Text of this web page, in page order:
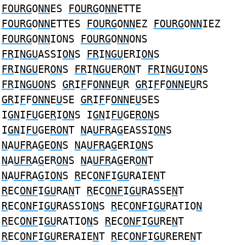
FOURGONNES FOURGONNETTE
FOURGONNETTES FOURGONNEZ FOURGONNIEZ
FOURGONNIONS FOURGONNONS
FRINGUASSIONS FRINGUERIONS
FRINGUERONS FRINGUERONT FRINGUIONS
FRINGUONS GRIFFONNEUR GRIFFONNEURS
GRIFFONNEUSE GRIFFONNEUSES
IGNIFUGERIONS IGNIFUGERONS
IGNIFUGERONT NAUFRAGEASSIONS
NAUFRAGEONS NAUFRAGERIONS
NAUFRAGERONS NAUFRAGERONT
NAUFRAGIONS RECONFIGURAIENT
RECONFIGURANT RECONFIGURASSENT
RECONFIGURASSIONS RECONFIGURATION
RECONFIGURATIONS RECONFIGURENT
RECONFIGURERAIENT RECONFIGURERENT